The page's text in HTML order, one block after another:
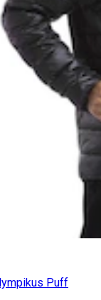
Puff